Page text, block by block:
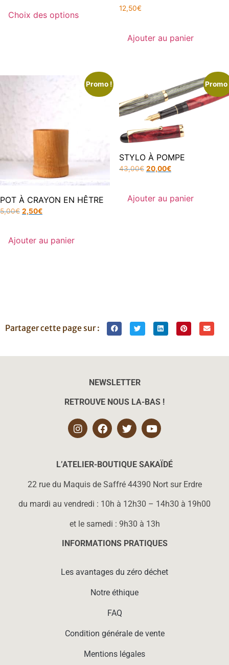
Choix des options
Note
5.00
12,50€
Ajouter au panier
Promo !
POT À CRAYON EN HÊTRE
5,00€ 2,50€
Ajouter au panier
Promo
STYLO À POMPE
43,00€ 20,00€
Ajouter au panier
Partager cette page sur :
L’ATELIER-BOUTIQUE SAKAÏDÉ
22 rue du Maquis de Saffré 44390 Nort sur Erdre
du mardi au vendredi : 10h à 12h30 – 14h30 à 19h00
et le samedi : 9h30 à 13h
INFORMATIONS PRATIQUES
Les avantages du zéro déchet
Notre éthique
FAQ
Condition générale de vente
Mentions légales
NEWSLETTER
RETROUVE NOUS LA-BAS !